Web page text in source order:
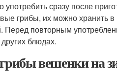
сразу после
грибы, их можно хранить
Перед повторным
блюдах.
вешенки на